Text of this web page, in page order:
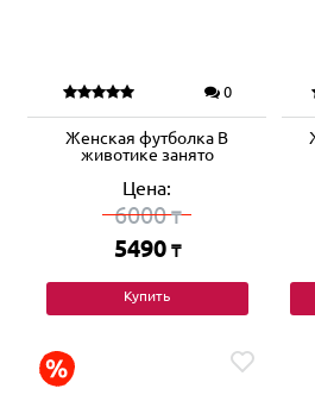
0
Женская футболка В
животике занято
Цена:
6000₸
5490 ₸
Купить